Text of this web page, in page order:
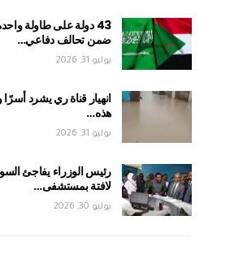
43 دولة على طاولة
ضمن تحالف دفاعي…
يوليو 31, 2026
انهيار قناة ري يشرد
هذه…
يوليو 31, 2026
رئيس الوزراء يفاجئ
لافتة بمستشفى…
يوليو 30, 2026